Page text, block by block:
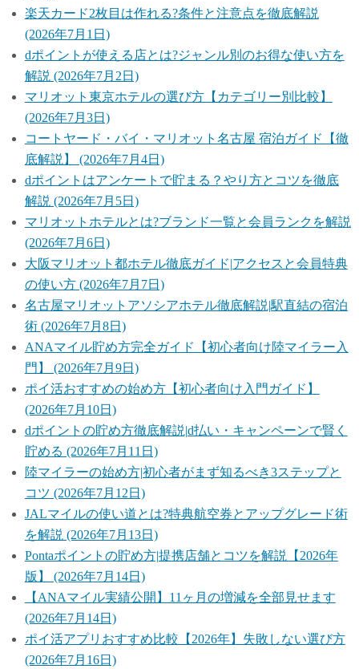
楽天カード2枚目は作れる?条件と注意点を徹底解説
(2026年7月1日)
dポイントが使える店とは?ジャンル別のお得な使い方を
解説 (2026年7月2日)
マリオット東京ホテルの選び方【カテゴリー別比較】
(2026年7月3日)
コートヤード・バイ・マリオット名古屋 宿泊ガイド【徹
底解説】 (2026年7月4日)
dポイントはアンケートで貯まる？やり方とコツを徹底
解説 (2026年7月5日)
マリオットホテルとは?ブランド一覧と会員ランクを解説
(2026年7月6日)
大阪マリオット都ホテル徹底ガイド|アクセスと会員特典
の使い方 (2026年7月7日)
名古屋マリオットアソシアホテル徹底解説|駅直結の宿泊
術 (2026年7月8日)
ANAマイル貯め方完全ガイド【初心者向け陸マイラー入
門】 (2026年7月9日)
ポイ活おすすめの始め方【初心者向け入門ガイド】
(2026年7月10日)
dポイントの貯め方徹底解説|d払い・キャンペーンで賢く
貯める (2026年7月11日)
陸マイラーの始め方|初心者がまず知るべき3ステップと
コツ (2026年7月12日)
JALマイルの使い道とは?特典航空券とアップグレード術
を解説 (2026年7月13日)
Pontaポイントの貯め方|提携店舗とコツを解説【2026年
版】 (2026年7月14日)
【ANAマイル実績公開】11ヶ月の増減を全部見せます
(2026年7月14日)
ポイ活アプリおすすめ比較【2026年】失敗しない選び方
(2026年7月16日)